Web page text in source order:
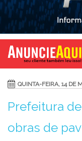
QUINTA-FEIRA, 14 DE
Prefeitura
obras de